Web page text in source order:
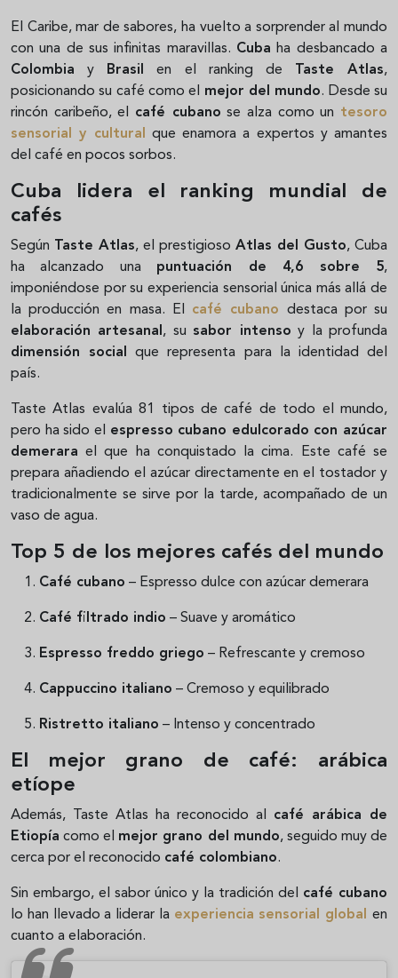
El Caribe, mar de sabores, ha vuelto a sorprender al mundo
con una de sus infinitas maravillas. Cuba ha desbancado a
Colombia y Brasil en el ranking de Taste Atlas,
posicionando su café como el mejor del mundo. Desde su
rincón caribeño, el café cubano se alza como un tesoro
sensorial y cultural
que enamora a expertos y amantes
del café en pocos sorbos.
Cuba lidera el ranking mundial de
cafés
Según Taste Atlas, el prestigioso Atlas del Gusto, Cuba
ha alcanzado una puntuación de 4,6 sobre 5,
imponiéndose por su experiencia sensorial única más allá de
la producción en masa. El café cubano destaca por su
elaboración artesanal , su sabor intenso y la profunda
dimensión social
que representa para la identidad del
país.
Taste Atlas evalúa 81 tipos de café de todo el mundo,
pero ha sido el espresso cubano edulcorado con azúcar
demerara el que ha conquistado la cima. Este café se
prepara añadiendo el azúcar directamente en el tostador y
tradicionalmente se sirve por la tarde, acompañado de un
vaso de agua.
Top 5 de los mejores cafés del mundo
Café cubano – Espresso dulce con azúcar demerara
Café filtrado indio – Suave y aromático
Espresso freddo griego – Refrescante y cremoso
Cappuccino italiano – Cremoso y equilibrado
Ristretto italiano – Intenso y concentrado
El mejor grano de café: arábica
etíope
Además, Taste Atlas ha reconocido al café arábica de
Etiopía como el mejor grano del mundo, seguido muy de
cerca por el reconocido café colombiano.
Sin embargo, el sabor único y la tradición del café cubano
lo han llevado a liderar la experiencia sensorial globalen
cuanto a elaboración.